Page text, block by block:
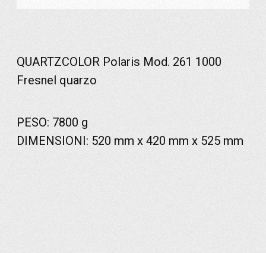
QUARTZCOLOR Polaris Mod. 261 1000
Fresnel quarzo
PESO: 7800 g
DIMENSIONI: 520 mm x 420 mm x 525 mm